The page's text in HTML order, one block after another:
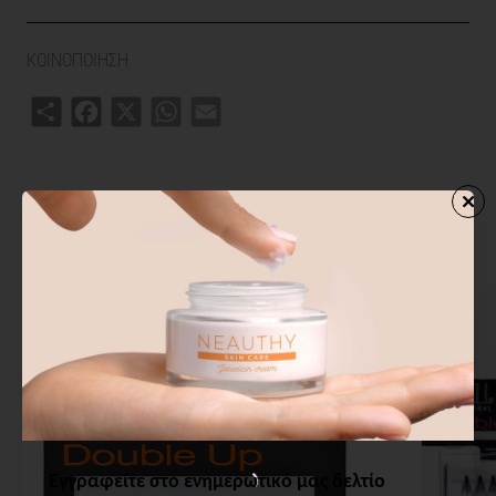
Εγγραφείτε στο ενημερωτικό μας δελτίο
γρήγορα.
ΚΟΙΝΟΠΟΙΗΣΗ
ΑΓΟΡΑΣΑΝ ΕΠΙΣΗΣ